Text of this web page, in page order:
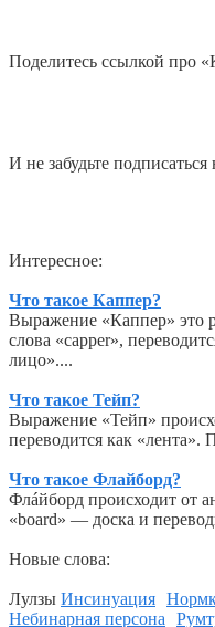
Поделитесь ссылкой про
И не забудьте
Интересное:
Что такое Каппер?
Выражение «Каппер» это
слова «capper»,
лицо»....
Что такое Тейп?
Выражение «Тейп»
переводится как
Что такое Флайборд?
Флáйборд происходит от
«board» — доска и
Новые слова:
Лулзы Инсинуация
Небинарная персона